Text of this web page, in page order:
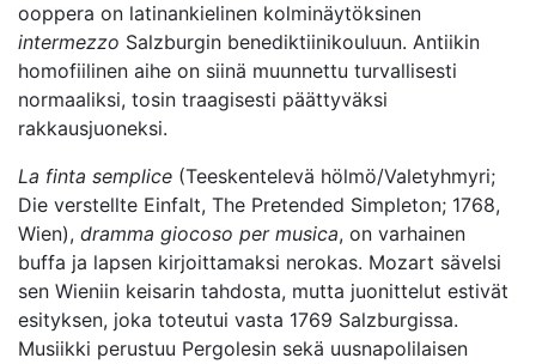
ooppera on latinankielinen kolminäytöksinen
intermezzo Salzburgin benediktiinikouluun. Antiikin
homofiilinen aihe on siinä muunnettu turvallisesti
normaaliksi, tosin traagisesti päättyväksi
rakkausjuoneksi.
La finta semplice (Teeskentelevä hölmö/Valetyhmyri;
Die verstellte Einfalt, The Pretended Simpleton; 1768,
Wien), dramma giocoso per musica, on varhainen
buffa ja lapsen kirjoittamaksi nerokas. Mozart sävelsi
sen Wieniin keisarin tahdosta, mutta juonittelut estivät
esityksen, joka toteutui vasta 1769 Salzburgissa.
Musiikki perustuu Pergolesin sekä uusnapolilaisen